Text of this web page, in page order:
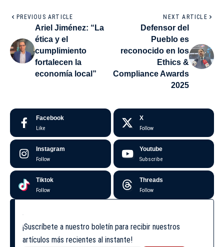
PREVIOUS ARTICLE
Ariel Jiménez: “La
ética y el
cumplimiento
fortalecen la
economía local”
NEXT ARTICLE
Defensor del
Pueblo es
reconocido en los
Ethics &
Compliance Awards
2025
Facebook
Like
X
Follow
Instagram
Follow
Youtube
Subscribe
Tiktok
Follow
Threads
Follow
¡Suscríbete a nuestro boletín para recibir nuestros
artículos más recientes al instante!